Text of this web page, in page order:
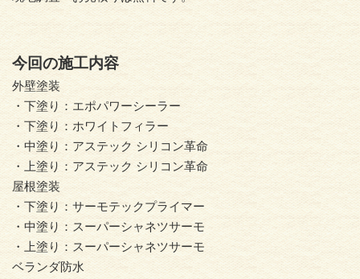
今回の施工内容
外壁塗装
・下塗り：エポパワーシーラー
・下塗り：ホワイトフィラー
・中塗り：アステック シリコン革命
・上塗り：アステック シリコン革命
屋根塗装
・下塗り：サーモテックプライマー
・中塗り：スーパーシャネツサーモ
・上塗り：スーパーシャネツサーモ
ベランダ防水